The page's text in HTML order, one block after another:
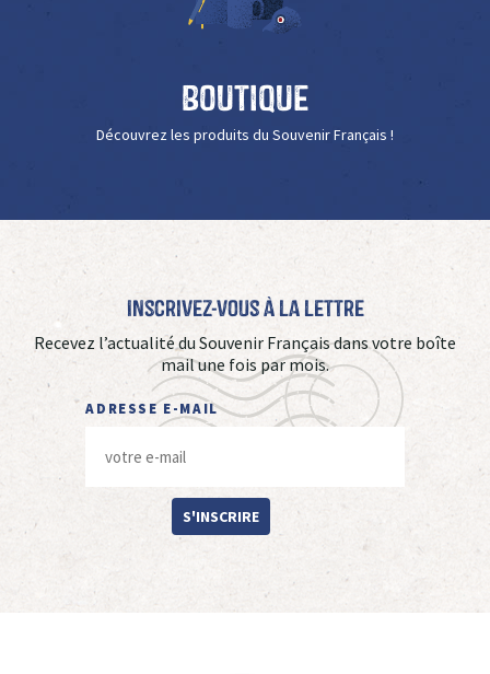
Boutique
Découvrez les produits du Souvenir Français !
Inscrivez-vous à La Lettre
Recevez l’actualité du Souvenir Français dans votre boîte
mail une fois par mois.
ADRESSE E-MAIL
S'INSCRIRE